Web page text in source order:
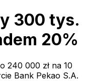
300 tys.
20%
240 000 zł na 10
Bank Pekao S.A.